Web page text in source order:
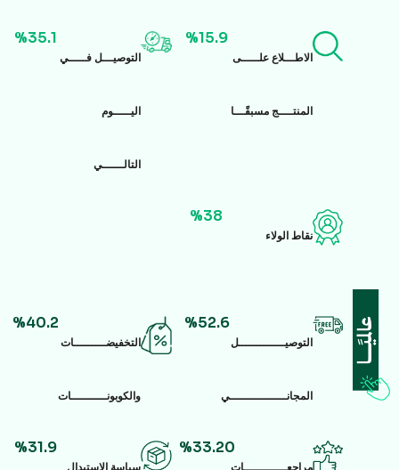
الاطـــلاع علـــــى
المنتــــج مسبقًـــا
%15.9
التوصيـــل فـــــي
اليـــــوم
التالــــــي
%35.1
نقاط الولاء
%38
التوصيـــــــــــــل
المجانــــــــــــــــي
%52.6
التخفيضـــــــــات
والكوبونــــــــــات
%40.2
مراجعــــــــــــات
%33.20
سياسة الاستبدال
%31.9